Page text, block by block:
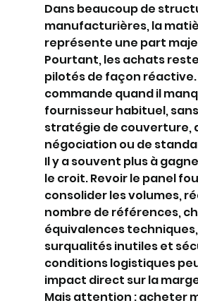
Dans beaucoup de
manufacturières, la
représente une part
Pourtant, les achats
pilotés de façon réactive.
commande quand il
fournisseur habituel,
stratégie de couverture,
négociation ou de
Il y a souvent plus à
le croit. Revoir le panel
consolider les volumes,
nombre de références,
équivalences
surqualités inutiles et
conditions logistiques
impact direct sur la
Mais attention : acheter